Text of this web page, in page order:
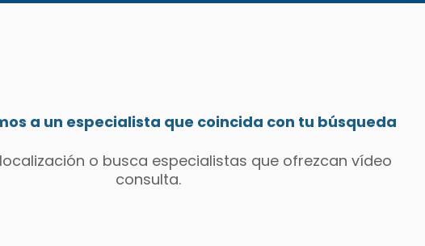
a un especialista que coincida con tu búsqueda
o busca especialistas que ofrezcan vídeo
consulta.